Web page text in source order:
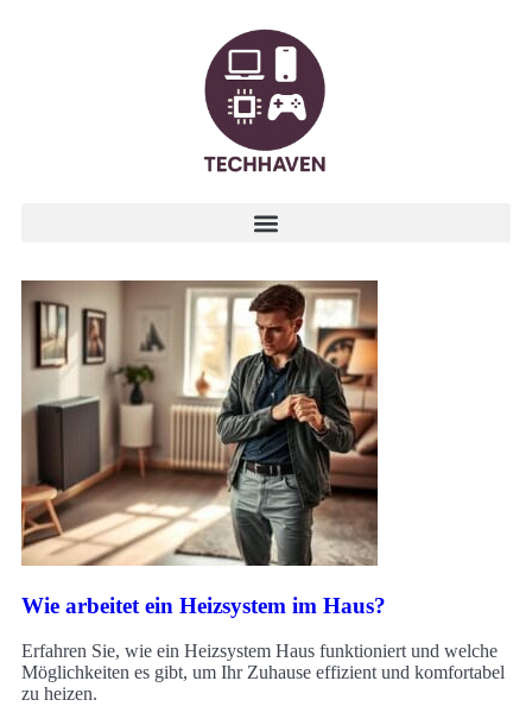
Wie arbeitet ein Heizsystem im Haus?
Erfahren Sie, wie ein Heizsystem Haus funktioniert und welche
Möglichkeiten es gibt, um Ihr Zuhause effizient und komfortabel
zu heizen.